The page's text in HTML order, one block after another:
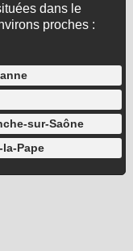
dans le
proches :
sur-Saône
Pape